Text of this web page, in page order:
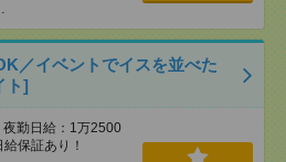
／イベントでイスを並べた
ト]
勤日給：1万2500
証あり！